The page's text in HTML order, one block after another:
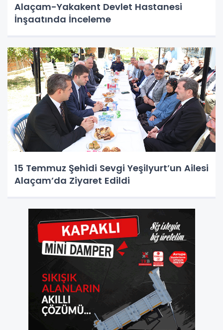
Alaçam-Yakakent Devlet Hastanesi
İnşaatında İnceleme
15 Temmuz Şehidi Sevgi Yeşilyurt’un Ailesi
Alaçam’da Ziyaret Edildi